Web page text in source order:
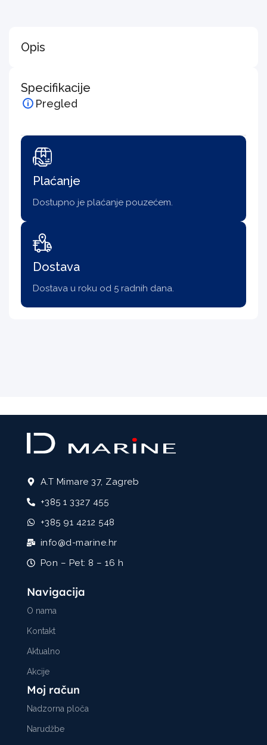
Opis
Specifikacije
Pregled
Plaćanje
Dostupno je plaćanje pouzećem.
Dostava
Dostava u roku od 5 radnih dana.
A.T Mimare 37, Zagreb
+385 1 3327 455
+385 91 4212 548
info@d-marine.hr
Pon – Pet: 8 – 16 h
Navigacija
O nama
Kontakt
Aktualno
Akcije
Moj račun
Nadzorna ploča
Narudžbe